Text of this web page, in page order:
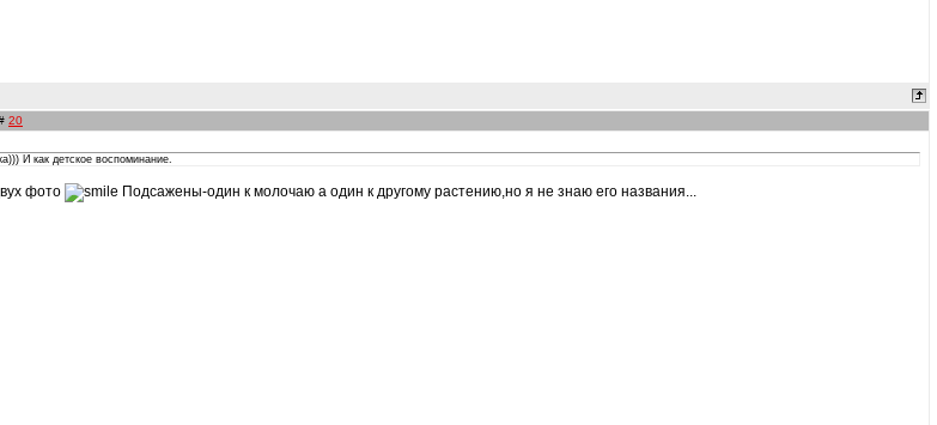
20
И как детское воспоминание.
фото Подсажены-один к молочаю а один к другому растению,но я не знаю его названия...